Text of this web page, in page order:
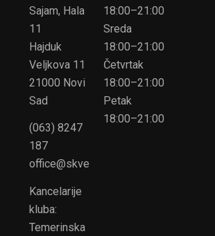
Sajam, Hala
11
Hajduk
Veljkova 11
21000 Novi
Sad
(063) 8247
187
office@skvelos.org
Kancelarije
kluba:
Temerinska
18:00–21:00
Sreda
18:00–21:00
Četvrtak
18:00–21:00
Petak
18:00–21:00